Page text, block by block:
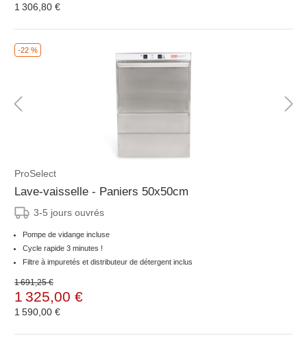
1 306,80 €
-22 %
ProSelect
Lave-vaisselle - Paniers 50x50cm
3-5 jours ouvrés
Pompe de vidange incluse
Cycle rapide 3 minutes !
Filtre à impuretés et distributeur de détergent inclus
1 691,25 €
1 325,00 €
1 590,00 €